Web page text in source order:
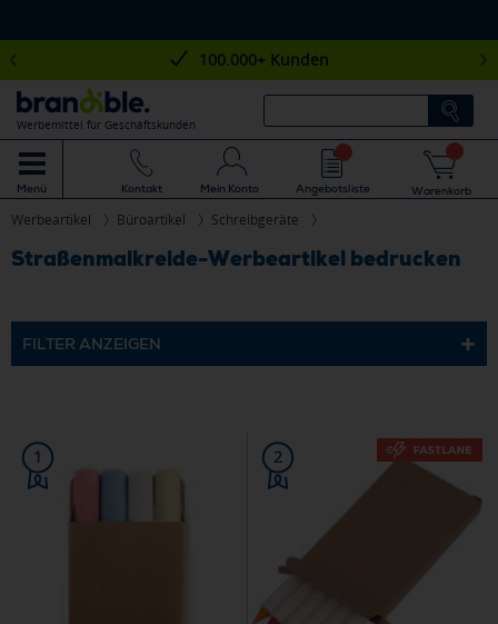
100.000+ Kunden
Werbemittel für Geschäftskunden
Menü Kontakt Mein Konto Angebotsliste Warenkorb
Werbeartikel Büroartikel Schreibgeräte
Straßenmalkreide-Werbeartikel bedrucken
FILTER ANZEIGEN
1 2